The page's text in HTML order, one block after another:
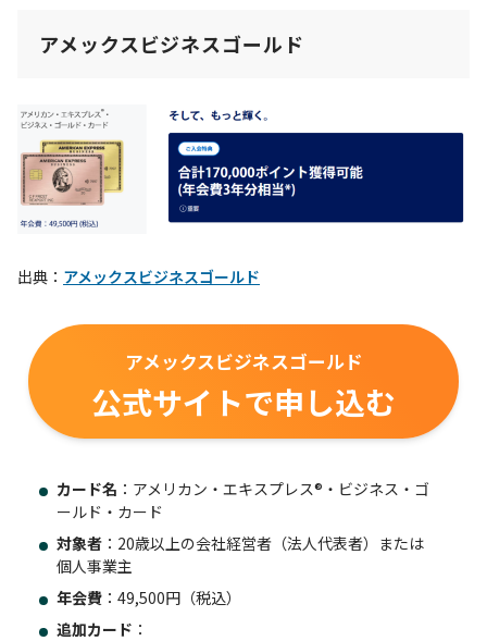
アメックスビジネスゴールド
出典： アメックスビジネスゴールド
アメックスビジネスゴールド
公式サイトで申し込む
カード名 ：アメリカン・エキスプレス®・ビジネス・ゴ
ールド・カード
対象者 ：20歳以上の会社経営者（法人代表者）または
個人事業主
年会費 ：49,500円（税込）
追加カード ：